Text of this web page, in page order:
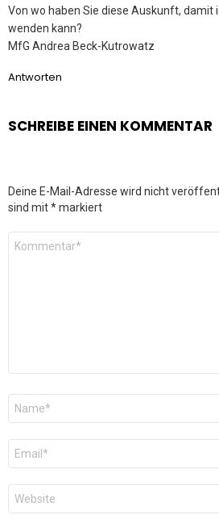
Von wo haben Sie diese Auskunft, damit
wenden kann?
MfG Andrea Beck-Kutrowatz
Antworten
SCHREIBE EINEN KOMMENTAR
Deine E-Mail-Adresse wird nicht
sind mit*markiert
Kommentar
Name
E-
Mail
*
Website